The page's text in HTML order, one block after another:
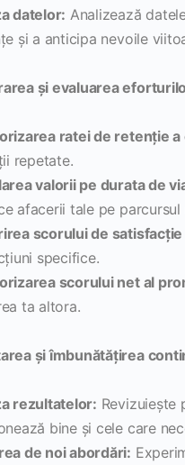
datelor: Analizează
și a anticipa nevoile
și evaluarea
ratei de retenție a
repetate.
valorii pe durata de
afacerii tale pe parcursul
scorului de
specifice.
scorului net al
ta altora.
și îmbunătățirea
rezultatelor: Revizuiește
bine și cele care
de noi abordări: